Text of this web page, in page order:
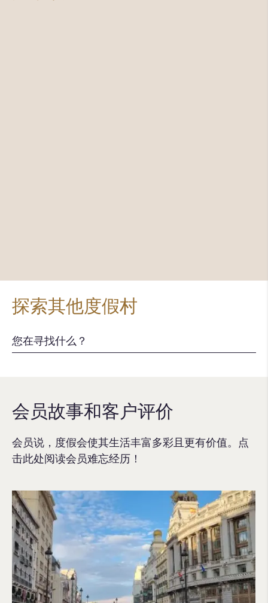
探索其他度假村
会员故事和客户评价
会员说，度假会使其生活丰富多彩且更有价值。点
击此处阅读会员难忘经历！